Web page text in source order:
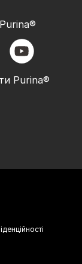
Purina®
youtube